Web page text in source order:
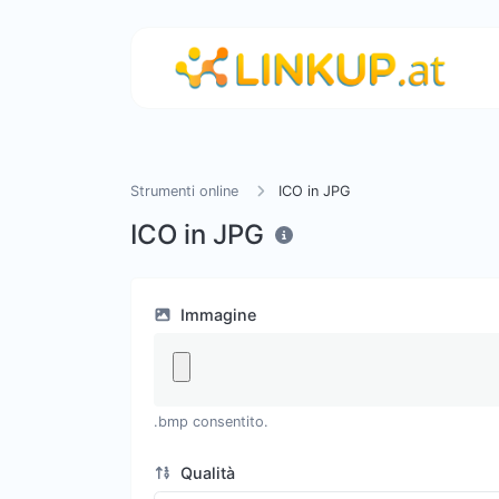
Strumenti online ICO in JPG
ICO in JPG
Immagine
.bmp consentito.
Qualità